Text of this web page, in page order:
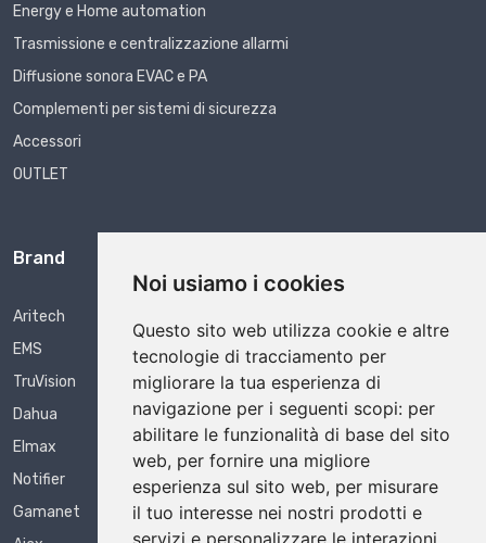
Noi usiamo i cookies
Questo sito web utilizza cookie e altre
tecnologie di tracciamento per
migliorare la tua esperienza di
navigazione per i seguenti scopi: per
abilitare le funzionalità di base del sito
web, per fornire una migliore
esperienza sul sito web, per misurare
il tuo interesse nei nostri prodotti e
servizi e personalizzare le interazioni
Energy e Home automation
Trasmissione e centralizzazione allarmi
Diffusione sonora EVAC e PA
Complementi per sistemi di sicurezza
Accessori
OUTLET
Brand
Aritech
EMS
TruVision
Dahua
Elmax
Notifier
Gamanet